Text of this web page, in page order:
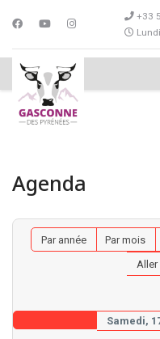
+33
Agenda
Par année Par mois
Aller
Samedi,